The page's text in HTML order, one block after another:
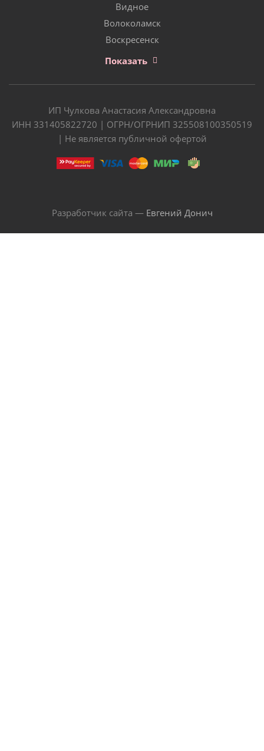
Видное
Волоколамск
Воскресенск
Показать
ИП Чулкова Анастасия Александровна
ИНН 331405822720 | ОГРН/ОГРНИП 325508100350519
| Не является публичной офертой
Разработчик сайта — Евгений Донич